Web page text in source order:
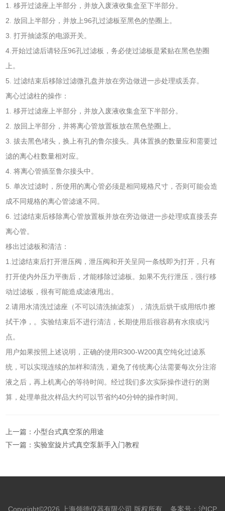
1. 移开过滤座上半部分，并放入废液收集盒至下半部分。
2. 放回上半部分，并放上96孔过滤板至黑色的垫圈上。
3. 打开抽滤泵的电源开关。
4.开始过滤后请轻压96孔过滤板，务必使过滤板是紧贴在黑色垫圈
上。
5. 过滤结束后移除过滤微孔盘并放在旁边做进一步处理或丢弃。
离心过滤柱的操作：
1. 移开过滤座上半部分，并放入废液收集盒至下半部分。
2. 放回上半部分，并将离心管放置板放在黑色垫圈上。
3. 拔去黑色堵头，换上有孔的鲁尔接头。具体置换的数量应和需要过
滤的离心柱数量相对应。
4. 将离心管插至鲁尔接头中。
5. 单次过滤时，所使用的离心管必须是相同规格尺寸，否则可能会造
成不同规格的离心管滤速不同。
6. 过滤结束后移除离心管放置板并放在旁边做进一步处理或直接丢弃
离心管。
移出过滤板和清洁：
1.过滤结束后打开泄压阀，泄压阀和开关呈同一条线即为打开，只有
打开使内外压力平衡后，才能移除过滤板。如果不先行泄压，强行移
动过滤板，很有可能造成滤液甩出。
2.请用水清洗过滤座（不可以清洗抽滤泵），清洗后烘干或用纸巾擦
拭干净，。实验结束后不进行清洁，长期使用后很容易有水痕或污
点。
用户如果按照上述说明，正确的使用R300-W200真空纯化过滤系
统，可以实现连续的加样和清洗，避免了传统离心法需要每次分注溶
液之后，再上机离心的等待时间。经过我们多次实际操作进行的测
算，处理单批次样品大约可以节省约40分钟的操作时间。
上一篇：小型台式真空泵的用途
下一篇： 实验室旋片式真空泵新手入门教程
Copyright©2026 上海领德仪器有限公司 版权所有 备案号：沪ICP